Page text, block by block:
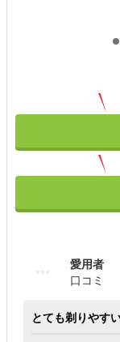
愛用者
口コミ
とても剃りやす